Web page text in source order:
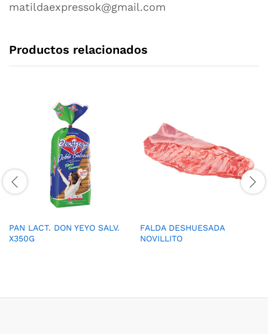
matildaexpressok@gmail.com
Productos relacionados
PAN LACT. DON YEYO SALV.
X350G
FALDA DESHUESADA
NOVILLITO